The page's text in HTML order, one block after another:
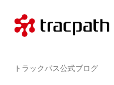
テ
ン
ツ
ッ
トラックパス公式ブログ